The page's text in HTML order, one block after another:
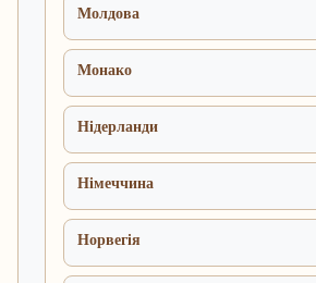
Молдова
Монако
Нідерланди
Німеччина
Норвегія